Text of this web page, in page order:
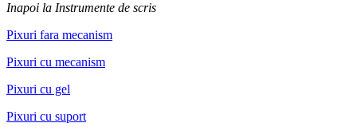
Inapoi la Instrumente de scris
Pixuri fara mecanism
Pixuri cu mecanism
Pixuri cu gel
Pixuri cu suport